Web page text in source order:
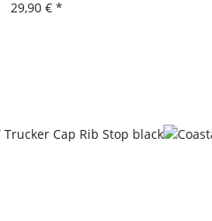
29,90 € *